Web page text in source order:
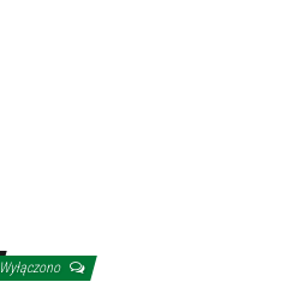
Wyłączono